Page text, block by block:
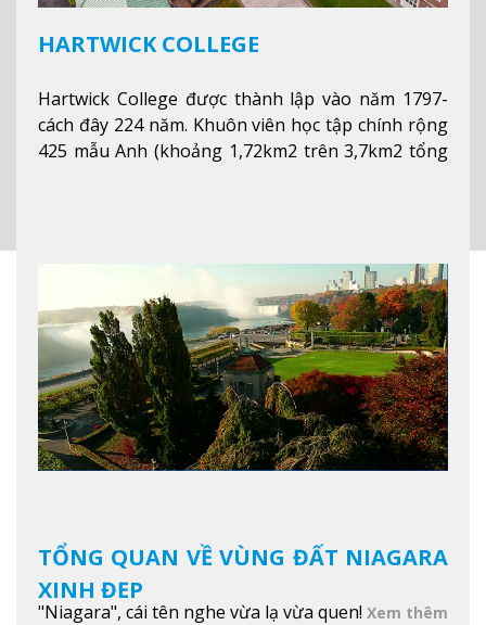
HARTWICK COLLEGE
Hartwick College được thành lập vào năm 1797-
cách đây 224 năm. Khuôn viên học tập chính rộng
425 mẫu Anh (khoảng 1,72km2 trên 3,7km2 tổng
TỔNG QUAN VỀ VÙNG ĐẤT NIAGARA
XINH ĐẸP
"Niagara", cái tên nghe vừa lạ vừa quen! Xem thêm